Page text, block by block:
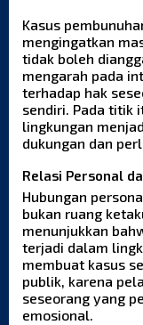
Kasus
mengingatkan
tidak boleh
mengarah pada
terhadap hak
sendiri. Pada titik
lingkungan
dukungan dan
Relasi Personal
Hubungan
bukan ruang
menunjukkan
terjadi dalam
membuat kasus
publik, karena
seseorang yang
emosional.